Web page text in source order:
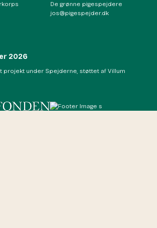
De grønne pigespejdere
jos@pigespejder.dk
2026
projekt under Spejderne, støttet af Villum